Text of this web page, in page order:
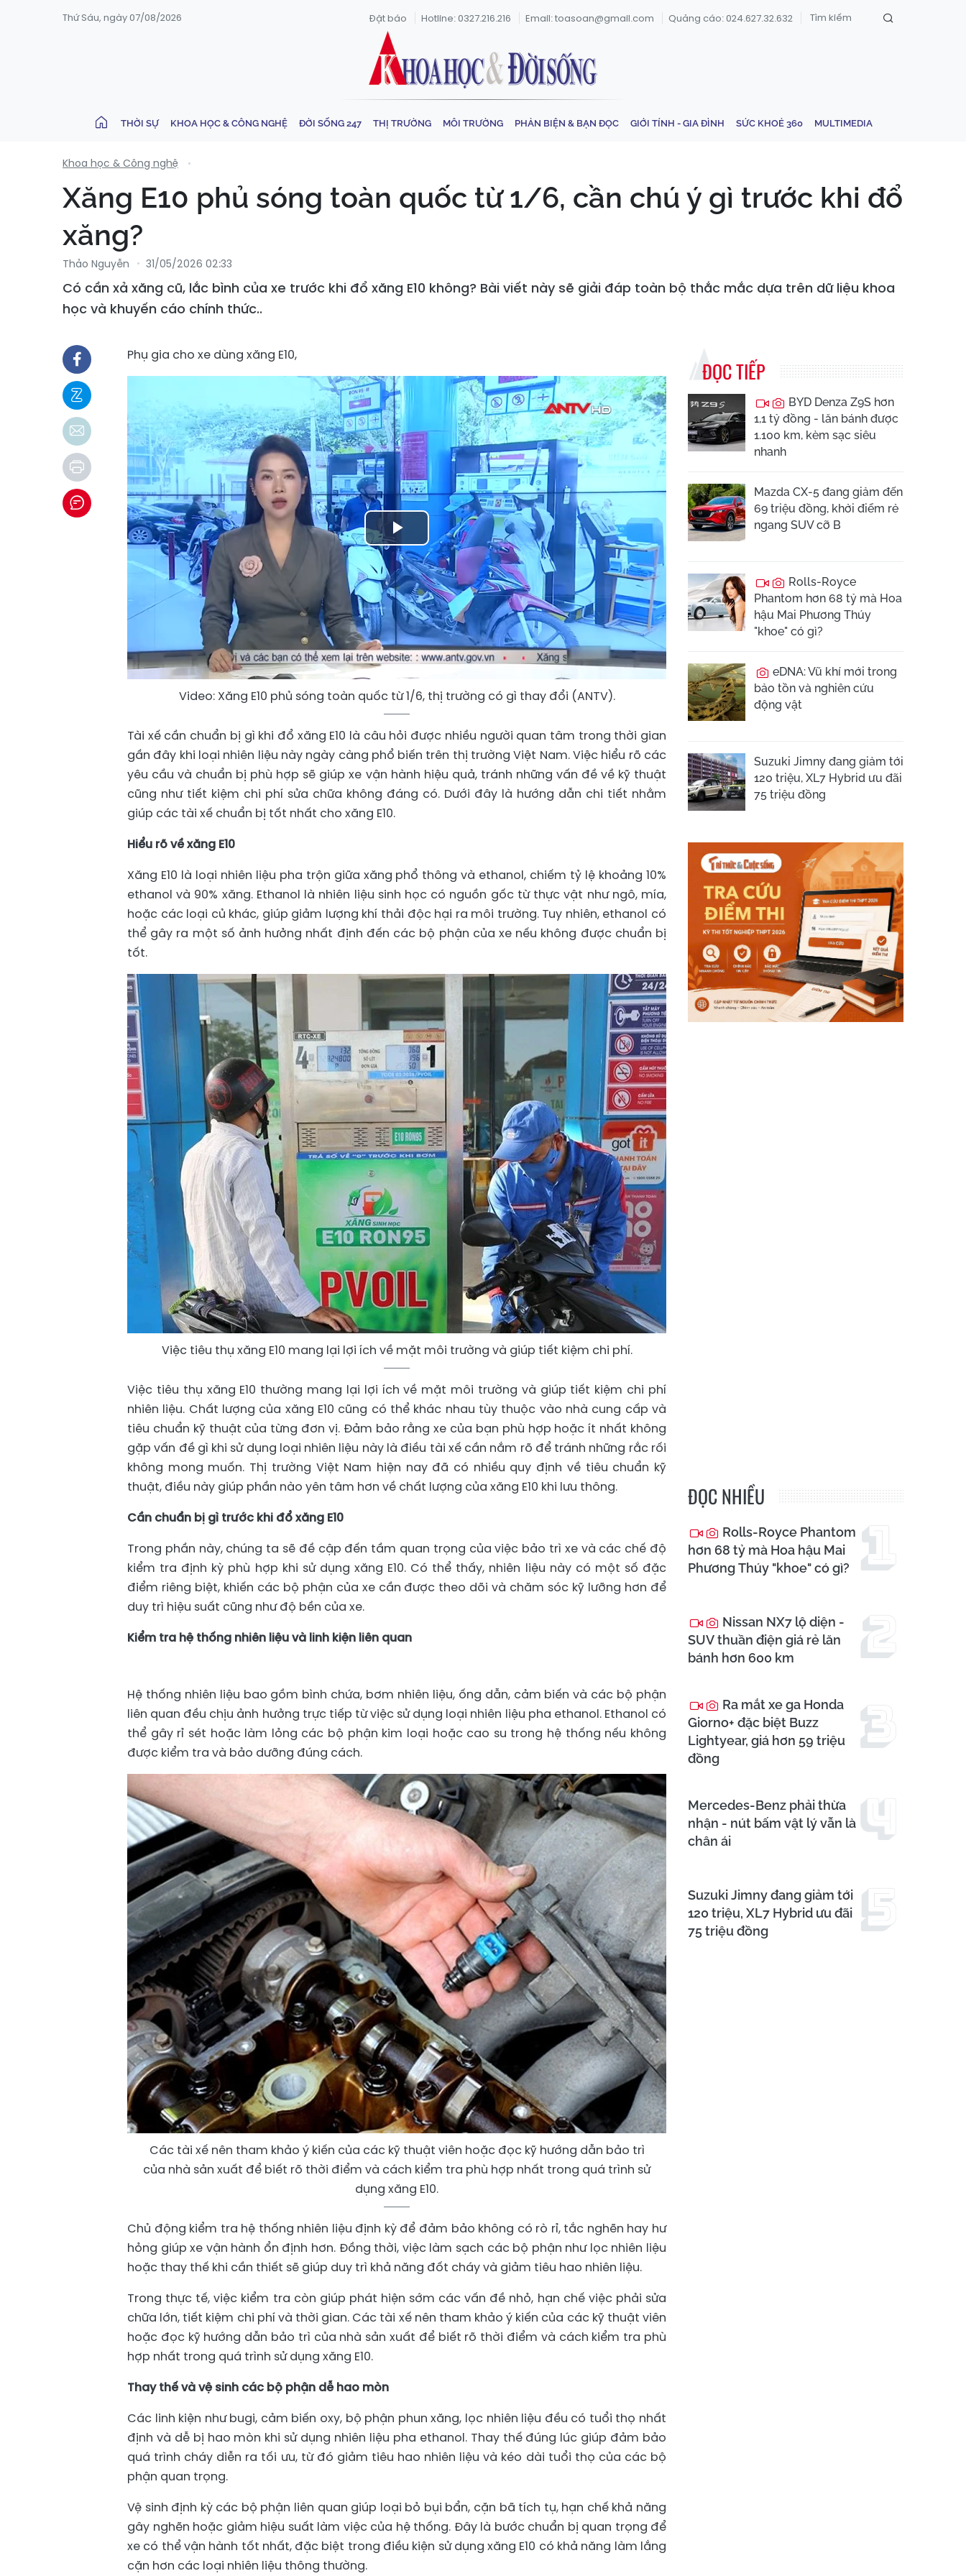
Thứ Sáu, ngày 07/08/2026 Đặt báo Hotline: 0327.216.216 Email: toasoan@gmail.com Quảng cáo: 024.627.32.632
THỜI SỰ KHOA HỌC & CÔNG NGHỆ ĐỜI SỐNG 247 THỊ TRƯỜNG MÔI TRƯỜNG PHẢN BIỆN & BẠN ĐỌC GIỚI TÍNH - GIA ĐÌNH SỨC KHOẺ 360 MULTIMEDIA
Khoa học & Công nghệ
Xăng E10 phủ sóng toàn quốc từ 1/6, cần chú ý gì trước khi đổ
xăng?
Thảo Nguyễn 31/05/2026 02:33
Có cần xả xăng cũ, lắc bình của xe trước khi đổ xăng E10 không? Bài viết này sẽ giải đáp toàn bộ thắc mắc dựa trên dữ liệu khoa
học và khuyến cáo chính thức..
Phụ gia cho xe dùng xăng E10,
Play
Video
Video: Xăng E10 phủ sóng toàn quốc từ 1/6, thị trường có gì thay đổi (ANTV).
Tài xế cần chuẩn bị gì khi đổ xăng E10 là câu hỏi được nhiều người quan tâm trong thời gian
gần đây khi loại nhiên liệu này ngày càng phổ biến trên thị trường Việt Nam. Việc hiểu rõ các
yêu cầu và chuẩn bị phù hợp sẽ giúp xe vận hành hiệu quả, tránh những vấn đề về kỹ thuật
cũng như tiết kiệm chi phí sửa chữa không đáng có. Dưới đây là hướng dẫn chi tiết nhằm
giúp các tài xế chuẩn bị tốt nhất cho xăng E10.
Hiểu rõ về xăng E10
Xăng E10 là loại nhiên liệu pha trộn giữa xăng phổ thông và ethanol, chiếm tỷ lệ khoảng 10%
ethanol và 90% xăng. Ethanol là nhiên liệu sinh học có nguồn gốc từ thực vật như ngô, mía,
hoặc các loại củ khác, giúp giảm lượng khí thải độc hại ra môi trường. Tuy nhiên, ethanol có
thể gây ra một số ảnh hưởng nhất định đến các bộ phận của xe nếu không được chuẩn bị
tốt.
Việc tiêu thụ xăng E10 mang lại lợi ích về mặt môi trường và giúp tiết kiệm chi phí.
Việc tiêu thụ xăng E10 thường mang lại lợi ích về mặt môi trường và giúp tiết kiệm chi phí
nhiên liệu. Chất lượng của xăng E10 cũng có thể khác nhau tùy thuộc vào nhà cung cấp và
tiêu chuẩn kỹ thuật của từng đơn vị. Đảm bảo rằng xe của bạn phù hợp hoặc ít nhất không
gặp vấn đề gì khi sử dụng loại nhiên liệu này là điều tài xế cần nắm rõ để tránh những rắc rối
không mong muốn. Thị trường Việt Nam hiện nay đã có nhiều quy định về tiêu chuẩn kỹ
thuật, điều này giúp phần nào yên tâm hơn về chất lượng của xăng E10 khi lưu thông.
Cần chuẩn bị gì trước khi đổ xăng E10
Trong phần này, chúng ta sẽ đề cập đến tầm quan trọng của việc bảo trì xe và các chế độ
kiểm tra định kỳ phù hợp khi sử dụng xăng E10. Có thể thấy, nhiên liệu này có một số đặc
điểm riêng biệt, khiến các bộ phận của xe cần được theo dõi và chăm sóc kỹ lưỡng hơn để
duy trì hiệu suất cũng như độ bền của xe.
Kiểm tra hệ thống nhiên liệu và linh kiện liên quan
Hệ thống nhiên liệu bao gồm bình chứa, bơm nhiên liệu, ống dẫn, cảm biến và các bộ phận
liên quan đều chịu ảnh hưởng trực tiếp từ việc sử dụng loại nhiên liệu pha ethanol. Ethanol có
thể gây rỉ sét hoặc làm lỏng các bộ phận kim loại hoặc cao su trong hệ thống nếu không
được kiểm tra và bảo dưỡng đúng cách.
Các tài xế nên tham khảo ý kiến của các kỹ thuật viên hoặc đọc kỹ hướng dẫn bảo trì
của nhà sản xuất để biết rõ thời điểm và cách kiểm tra phù hợp nhất trong quá trình sử
dụng xăng E10.
Chủ động kiểm tra hệ thống nhiên liệu định kỳ để đảm bảo không có rò rỉ, tắc nghẽn hay hư
hỏng giúp xe vận hành ổn định hơn. Đồng thời, việc làm sạch các bộ phận như lọc nhiên liệu
hoặc thay thế khi cần thiết sẽ giúp duy trì khả năng đốt cháy và giảm tiêu hao nhiên liệu.
Trong thực tế, việc kiểm tra còn giúp phát hiện sớm các vấn đề nhỏ, hạn chế việc phải sửa
chữa lớn, tiết kiệm chi phí và thời gian. Các tài xế nên tham khảo ý kiến của các kỹ thuật viên
hoặc đọc kỹ hướng dẫn bảo trì của nhà sản xuất để biết rõ thời điểm và cách kiểm tra phù
hợp nhất trong quá trình sử dụng xăng E10.
Thay thế và vệ sinh các bộ phận dễ hao mòn
Các linh kiện như bugi, cảm biến oxy, bộ phận phun xăng, lọc nhiên liệu đều có tuổi thọ nhất
định và dễ bị hao mòn khi sử dụng nhiên liệu pha ethanol. Thay thế đúng lúc giúp đảm bảo
quá trình cháy diễn ra tối ưu, từ đó giảm tiêu hao nhiên liệu và kéo dài tuổi thọ của các bộ
phận quan trọng.
Vệ sinh định kỳ các bộ phận liên quan giúp loại bỏ bụi bẩn, cặn bã tích tụ, hạn chế khả năng
gây nghẽn hoặc giảm hiệu suất làm việc của hệ thống. Đây là bước chuẩn bị quan trọng để
xe có thể vận hành tốt nhất, đặc biệt trong điều kiện sử dụng xăng E10 có khả năng làm lắng
cặn hơn các loại nhiên liệu thông thường.
ĐỌC TIẾP
BYD Denza Z9S hơn
1,1 tỷ đồng - lăn bánh được
1.100 km, kèm sạc siêu
nhanh
Mazda CX-5 đang giảm đến
69 triệu đồng, khởi điểm rẻ
ngang SUV cỡ B
Rolls-Royce
Phantom hơn 68 tỷ mà Hoa
hậu Mai Phương Thúy
"khoe" có gì?
eDNA: Vũ khí mới trong
bảo tồn và nghiên cứu
động vật
Suzuki Jimny đang giảm tới
120 triệu, XL7 Hybrid ưu đãi
75 triệu đồng
ĐỌC NHIỀU
Rolls-Royce Phantom
hơn 68 tỷ mà Hoa hậu Mai
Phương Thúy "khoe" có gì?
Nissan NX7 lộ diện -
SUV thuần điện giá rẻ lăn
bánh hơn 600 km
Ra mắt xe ga Honda
Giorno+ đặc biệt Buzz
Lightyear, giá hơn 59 triệu
đồng
Mercedes-Benz phải thừa
nhận - nút bấm vật lý vẫn là
chân ái
Suzuki Jimny đang giảm tới
120 triệu, XL7 Hybrid ưu đãi
75 triệu đồng